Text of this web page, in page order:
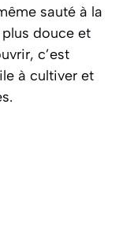
sauté à la
douce et
c’est
à cultiver et